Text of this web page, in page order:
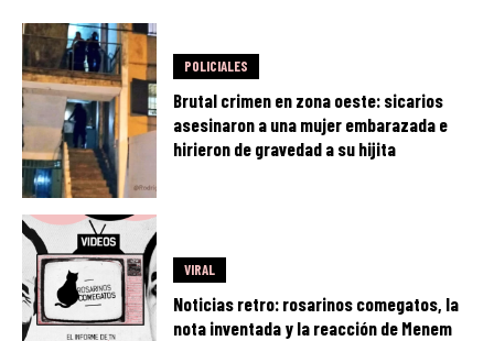
POLICIALES
Brutal crimen en zona oeste: sicarios
asesinaron a una mujer embarazada e
hirieron de gravedad a su hijita
VIRAL
Noticias retro: rosarinos comegatos, la
nota inventada y la reacción de Menem